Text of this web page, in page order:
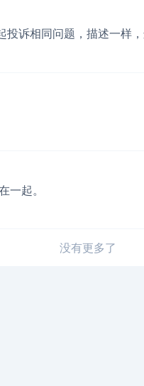
投诉相同问题，描述一样
一起。
没有更多了